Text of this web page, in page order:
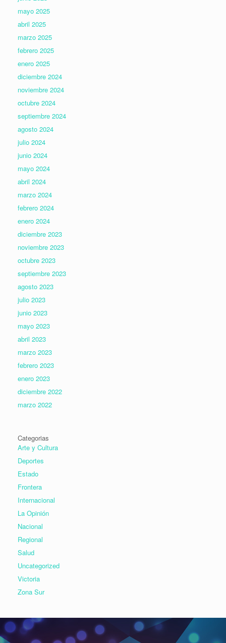
mayo 2025
abril 2025
marzo 2025
febrero 2025
enero 2025
diciembre 2024
noviembre 2024
octubre 2024
septiembre 2024
agosto 2024
julio 2024
junio 2024
mayo 2024
abril 2024
marzo 2024
febrero 2024
enero 2024
diciembre 2023
noviembre 2023
octubre 2023
septiembre 2023
agosto 2023
julio 2023
junio 2023
mayo 2023
abril 2023
marzo 2023
febrero 2023
enero 2023
diciembre 2022
marzo 2022
Categorias
Arte y Cultura
Deportes
Estado
Frontera
Internacional
La Opinión
Nacional
Regional
Salud
Uncategorized
Victoria
Zona Sur